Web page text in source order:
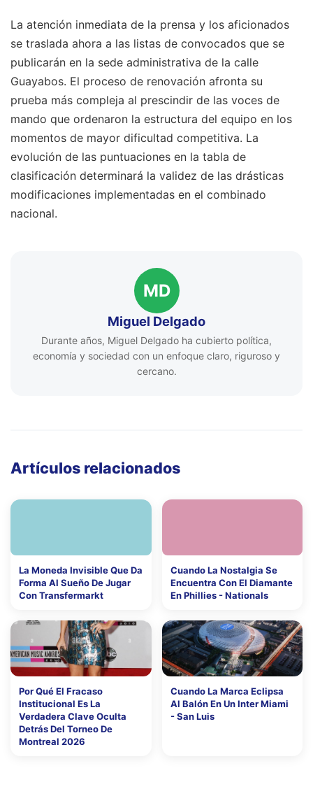
La atención inmediata de la prensa y los aficionados
se traslada ahora a las listas de convocados que se
publicarán en la sede administrativa de la calle
Guayabos. El proceso de renovación afronta su
prueba más compleja al prescindir de las voces de
mando que ordenaron la estructura del equipo en los
momentos de mayor dificultad competitiva. La
evolución de las puntuaciones en la tabla de
clasificación determinará la validez de las drásticas
modificaciones implementadas en el combinado
nacional.
MD
Miguel Delgado
Durante años, Miguel Delgado ha cubierto política,
economía y sociedad con un enfoque claro, riguroso y
cercano.
Artículos relacionados
La Moneda Invisible Que Da
Forma Al Sueño De Jugar
Con Transfermarkt
Cuando La Nostalgia Se
Encuentra Con El Diamante
En Phillies - Nationals
Por Qué El Fracaso
Institucional Es La
Verdadera Clave Oculta
Detrás Del Torneo De
Montreal 2026
Cuando La Marca Eclipsa
Al Balón En Un Inter Miami
- San Luis